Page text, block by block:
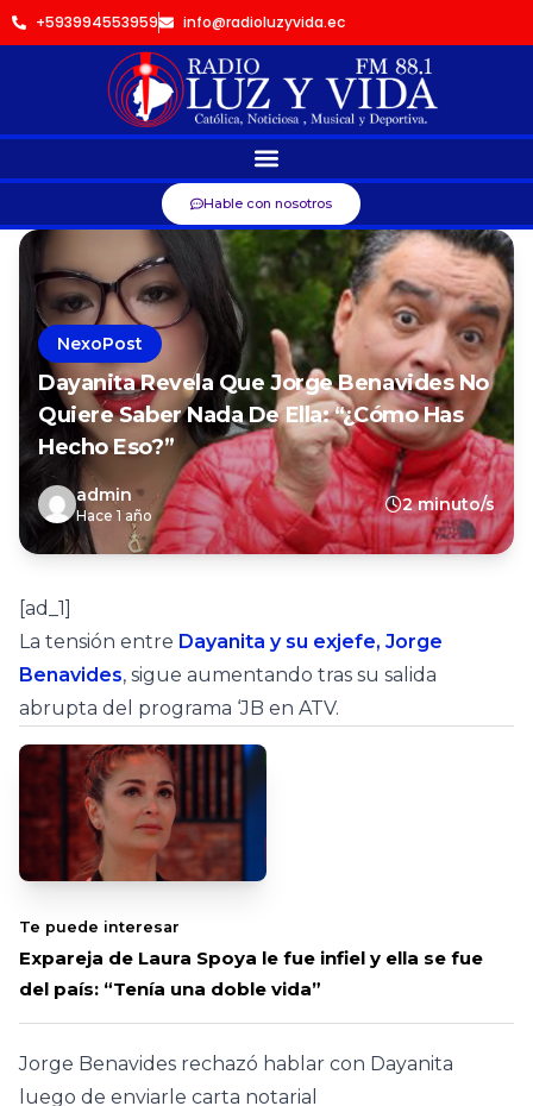
+593994553959 info@radioluzyvida.ec
Hable con nosotros
NexoPost
Dayanita Revela Que Jorge Benavides No
Quiere Saber Nada De Ella: “¿Cómo Has
Hecho Eso?”
admin
Hace 1 año
2 minuto/s
[ad_1]
La tensión entre Dayanita y su exjefe, Jorge
Benavides, sigue aumentando tras su salida
abrupta del programa ‘JB en ATV.
Te puede interesar
Expareja de Laura Spoya le fue infiel y ella se fue
del país: “Tenía una doble vida”
Jorge Benavides rechazó hablar con Dayanita
luego de enviarle carta notarial